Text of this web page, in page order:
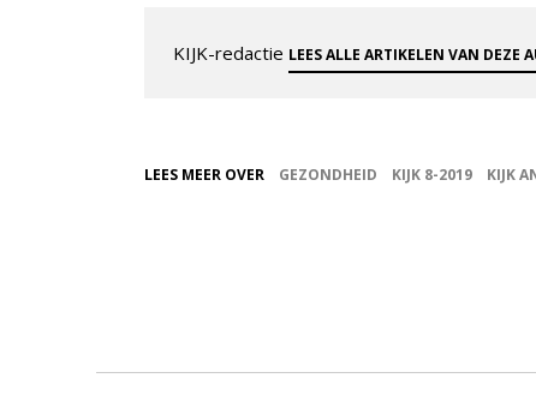
KIJK-redactie LEES ALLE ARTIKELEN VAN DEZE
LEES MEER OVER GEZONDHEID KIJK 8-2019 KIJK